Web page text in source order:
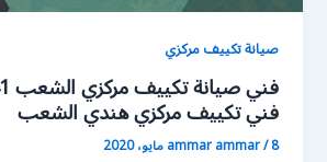
صيانة تكييف مركزي
فني تكييف مركزي هندي الشعب
ammar ammar/8 مايو، 2020